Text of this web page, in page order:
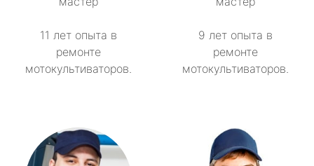
11 лет опыта в
ремонте
мотокультиваторов.
9 лет опыта в
ремонте
мотокультиваторов.